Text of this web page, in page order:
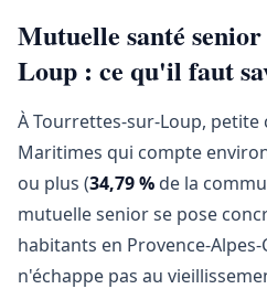
Mutuelle santé
Loup : ce qu'il faut
À Tourrettes-sur-Loup, petite
Maritimes qui compte
ou plus (34,79 % de la
mutuelle senior se pose
habitants en Provence-
n'échappe pas au